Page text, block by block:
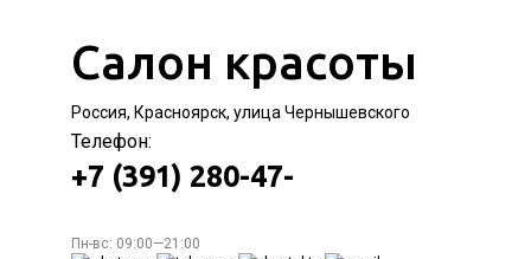
Салон красоты
Россия, Красноярск, улица Чернышевского
Телефон:
+7 (391) 280-47-
Пн-вс: 09:00—21:00